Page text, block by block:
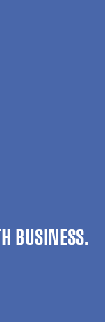
BUSINESS.